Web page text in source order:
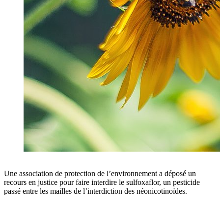
Une association de protection de l’environnement a déposé un
recours en justice pour faire interdire le sulfoxaflor, un pesticide
passé entre les mailles de l’interdiction des néonicotinoïdes.